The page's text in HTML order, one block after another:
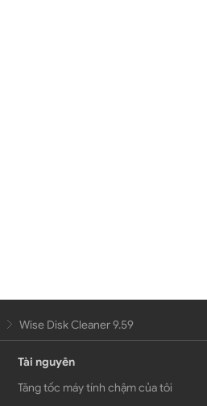
Wise Disk Cleaner 9.59
Tài nguyên
Tăng tốc máy tính chậm của tôi